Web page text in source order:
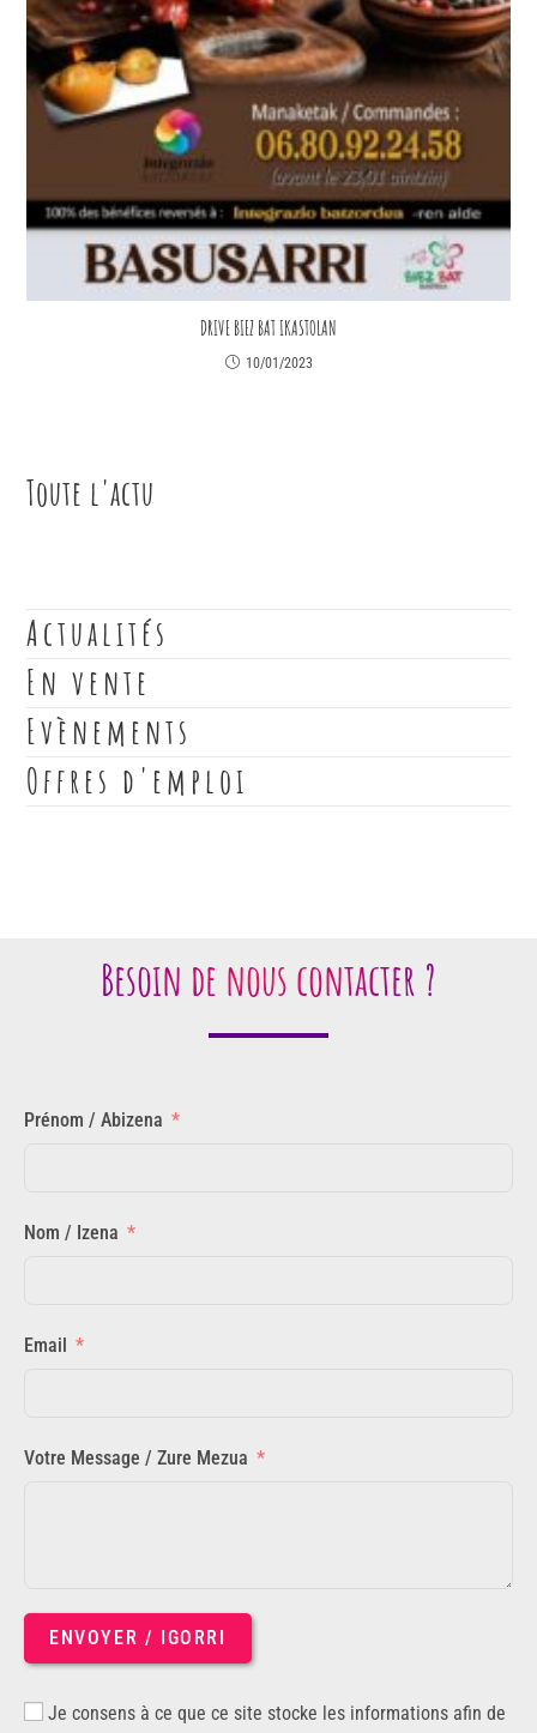
DRIVE BIEZ BAT IKASTOLAN
10/01/2023
Toute l'actu
Actualités
En vente
Evènements
Offres d'emploi
Besoin de nous contacter ?
Prénom / Abizena
Nom / Izena
Email
Votre Message / Zure Mezua
ENVOYER / IGORRI
Je consens à ce que ce site stocke les informations afin de